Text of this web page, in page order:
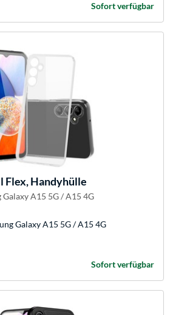
Sofort verfügbar
Flex, Handyhülle
A15 5G / A15 4G
Galaxy A15 5G / A15 4G
Sofort verfügbar